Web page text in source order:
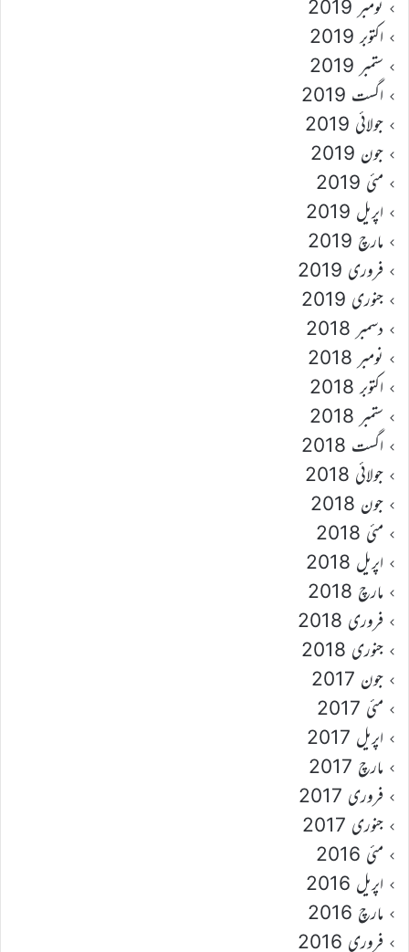
نومبر 2019
اکتوبر 2019
ستمبر 2019
اگست 2019
جولائی 2019
جون 2019
مئی 2019
اپریل 2019
مارچ 2019
فروری 2019
جنوری 2019
دسمبر 2018
نومبر 2018
اکتوبر 2018
ستمبر 2018
اگست 2018
جولائی 2018
جون 2018
مئی 2018
اپریل 2018
مارچ 2018
فروری 2018
جنوری 2018
جون 2017
مئی 2017
اپریل 2017
مارچ 2017
فروری 2017
جنوری 2017
مئی 2016
اپریل 2016
مارچ 2016
فروری 2016